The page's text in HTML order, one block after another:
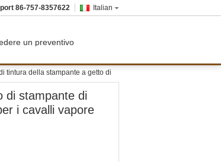
Italian
86-757-8357622
un preventivo
tintura della stampante a getto di
di stampante di
i cavalli vapore